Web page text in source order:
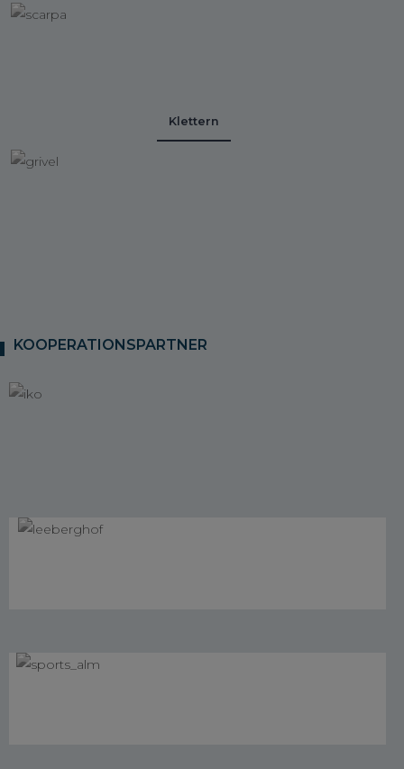
Klettern
KOOPERATIONSPARTNER